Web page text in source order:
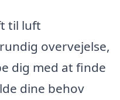
til luft
overvejelse,
dig med at finde
dine behov